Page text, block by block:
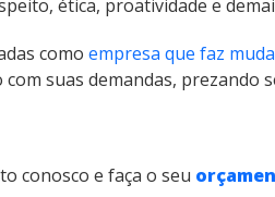
ética, proatividade e
como empresa que faz
suas demandas,
conosco e faça o seu